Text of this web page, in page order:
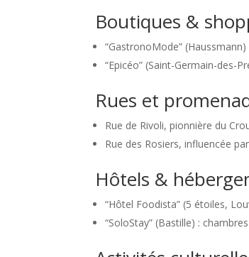
Boutiques &
“GastronoMode”
“Epicéo” (Saint-Germain-des-
Rues et
Rue de Rivoli, pionnière du
Rue des Rosiers, influencée
Hôtels &
“Hôtel Foodista” (5 étoiles,
“SoloStay” (Bastille) :